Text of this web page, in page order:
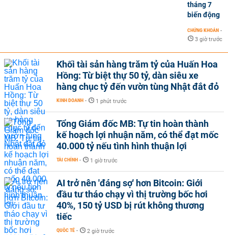
tháng 7
biến động
CHỨNG KHOÁN -
3 giờ trước
Khối tài sản hàng trăm tỷ của Huấn Hoa
Hồng: Từ biệt thự 50 tỷ, dàn siêu xe
hàng chục tỷ đến vườn tùng Nhật đắt đỏ
KINH DOANH - 1 phút trước
Tổng Giám đốc MB: Tự tin hoàn thành
kế hoạch lợi nhuận năm, có thể đạt mốc
40.000 tỷ nếu tình hình thuận lợi
TÀI CHÍNH - 1 giờ trước
AI trở nên 'đáng sợ' hơn Bitcoin: Giới
đầu tư tháo chạy vì thị trường bốc hơi
40%, 150 tỷ USD bị rút không thương
tiếc
QUỐC TẾ - 2 giờ trước